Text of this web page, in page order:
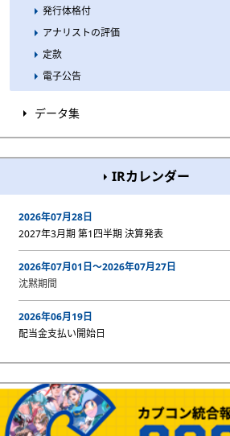
発行体格付
アナリストの評価
定款
電子公告
データ集
IRカレンダー
2026年07月28日
2027年3月期 第1四半期 決算発表
2026年07月01日〜2026年07月27日
沈黙期間
2026年06月19日
配当金支払い開始日